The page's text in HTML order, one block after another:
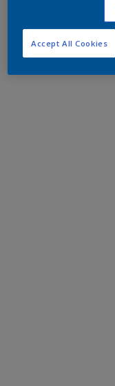
Accept All Cookies